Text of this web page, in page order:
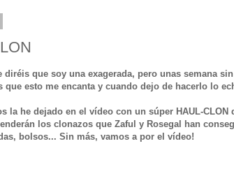
que soy una exagerada, pero unas semana
que esto me encanta y cuando dejo de hacerlo lo
la he dejado en el vídeo con un súper HAUL-CLON
los clonazos que Zaful y Rosegal han
bolsos... Sin más, vamos a por el vídeo!